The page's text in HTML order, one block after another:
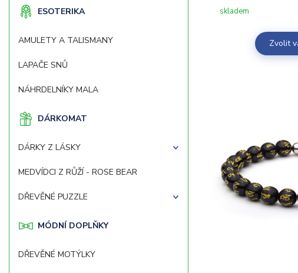
ESOTERIKA
AMULETY A TALISMANY
LAPAČE SNŮ
NÁHRDELNÍKY MALA
DÁRKOMAT
DÁRKY Z LÁSKY
MEDVÍDCI Z RŮŽÍ - ROSE BEAR
DŘEVĚNÉ PUZZLE
MÓDNÍ DOPLŇKY
DŘEVĚNÉ MOTÝLKY
skladem
Zvolit